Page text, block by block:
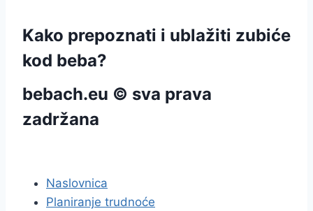
Kako prepoznati i ublažiti zubiće
kod beba?
bebach.eu © sva prava
zadržana
Naslovnica
Planiranje trudnoće